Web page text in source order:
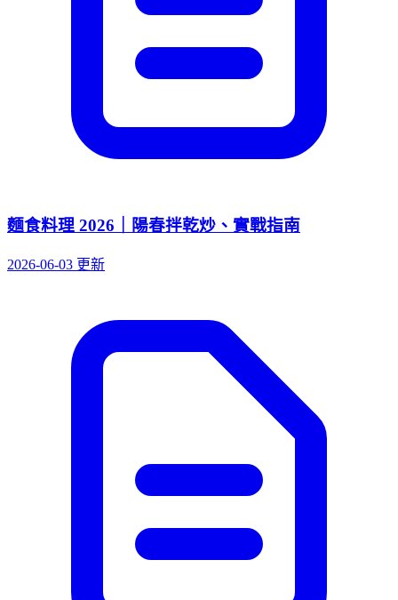
麵食料理 2026｜陽春拌乾炒、實戰指南
2026-06-03 更新